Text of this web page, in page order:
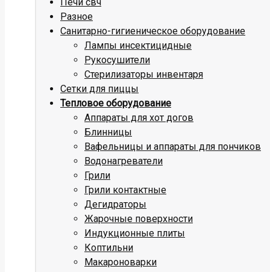
Разное
Санитарно-гигиеническое оборудование
Лампы инсектицидные
Рукосушители
Стерилизаторы инвентаря
Сетки для пиццы
Тепловое оборудование
Аппараты для хот догов
Блинницы
Вафельницы и аппараты для пончиков
Водонагреватели
Грили
Грили контактные
Дегидраторы
Жарочные поверхности
Индукционные плиты
Коптильни
Макароноварки